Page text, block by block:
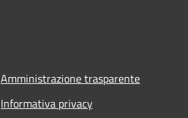
Amministrazione trasparente
Informativa privacy